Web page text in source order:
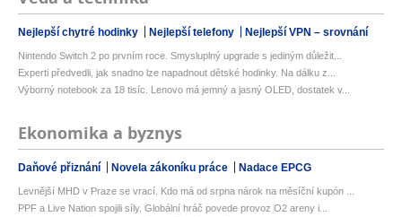
Nejlepší chytré hodinky Nejlepší telefony Nejlepší VPN – srovnání
Nintendo Switch 2 po prvním roce. Smysluplný upgrade s jediným důležit...
Experti předvedli, jak snadno lze napadnout dětské hodinky. Na dálku z...
Výborný notebook za 18 tisíc. Lenovo má jemný a jasný OLED, dostatek v...
Ekonomika a byznys
Daňové přiznání Novela zákoníku práce Nadace EPCG
Levnější MHD v Praze se vrací. Kdo má od srpna nárok na měsíční kupón ...
PPF a Live Nation spojili síly. Globální hráč povede provoz O2 areny i...